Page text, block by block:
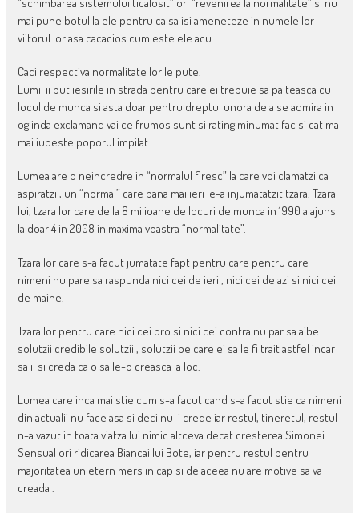
mai pune botul la ele pentru ca sa isi ameneteze in numele lor
viitorul lor asa cacacios cum este ele acu.
Caci respectiva normalitate lor le pute.
Lumii ii put iesirile in strada pentru care ei trebuie sa palteasca cu
locul de munca si asta doar pentru dreptul unora de a se admira in
oglinda exclamand vai ce frumos sunt si rating minumat fac si cat ma
mai iubeste poporul impilat.
Lumea are o neincredre in “normalul firesc” la care voi clamatzi ca
aspiratzi , un “normal” care pana mai ieri le-a injumatatzit tzara. Tzara
lui, tzara lor care de la 8 milioane de locuri de munca in 1990 a ajuns
la doar 4 in 2008 in maxima voastra “normalitate”.
Tzara lor care s-a facut jumatate fapt pentru care pentru care
nimeni nu pare sa raspunda nici cei de ieri , nici cei de azi si nici cei
de maine.
Tzara lor pentru care nici cei pro si nici cei contra nu par sa aibe
solutzii credibile solutzii , solutzii pe care ei sa le fi trait astfel incar
sa ii si creda ca o sa le-o creasca la loc.
Lumea care inca mai stie cum s-a facut cand s-a facut stie ca nimeni
din actualii nu face asa si deci nu-i crede iar restul, tineretul, restul
n-a vazut in toata viatza lui nimic altceva decat cresterea Simonei
Sensual ori ridicarea Biancai lui Bote, iar pentru restul pentru
majoritatea un etern mers in cap si de aceea nu are motive sa va
creada .